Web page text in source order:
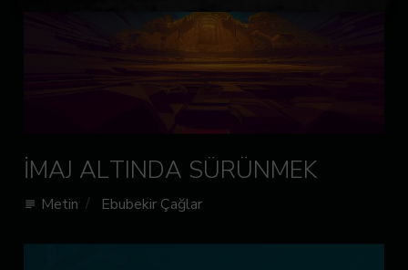
İMAJ ALTINDA SÜRÜNMEK
subject Metin Ebubekir Çağlar